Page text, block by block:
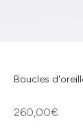
Boucles
Prix de vente
260,00€